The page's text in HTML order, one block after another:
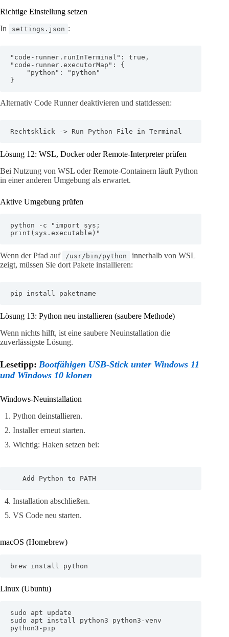
Richtige Einstellung setzen
In
settings.json :
"code-runner.runInTerminal": true,
"code-runner.executorMap": {
}
Alternativ Code Runner deaktivieren und stattdessen:
Rechtsklick -> Run Python File in Terminal
Lösung 12: WSL, Docker oder Remote-Interpreter prüfen
Bei Nutzung von WSL oder Remote-Containern läuft Python
in einer anderen Umgebung als erwartet.
Aktive Umgebung prüfen
python -c "import sys;
print(sys.executable)"
Wenn der Pfad auf /usr/bin/python
innerhalb von WSL
zeigt, müssen Sie dort Pakete installieren:
pip install paketname
Lösung 13: Python neu installieren (saubere Methode)
Wenn nichts hilft, ist eine saubere Neuinstallation die
zuverlässigste Lösung.
Lesetipp: Bootfähigen USB-Stick unter Windows 11
und Windows 10 klonen
Windows-Neuinstallation
Python deinstallieren.
Installer erneut starten.
Wichtig: Haken setzen bei:
   Add Python to PATH
Installation abschließen.
VS Code neu starten.
macOS (Homebrew)
brew install python
Linux (Ubuntu)
sudo apt update
sudo apt install python3 python3-venv
python3-pip